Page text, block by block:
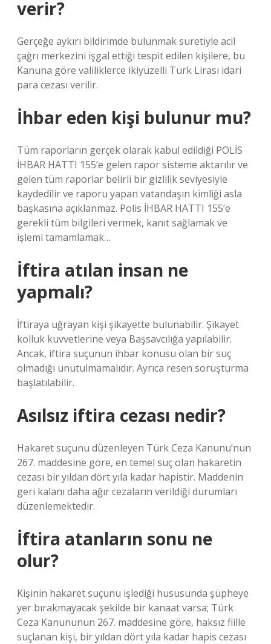
verir?
Gerçeğe aykırı bildirimde bulunmak suretiyle acil
çağrı merkezini işgal ettiği tespit edilen kişilere, bu
Kanuna göre valiliklerce ikiyüzelli Türk Lirası idari
para cezası verilir.
İhbar eden kişi bulunur mu?
Tüm raporların gerçek olarak kabul edildiği POLİS
İHBAR HATTI 155’e gelen rapor sisteme aktarılır ve
gelen tüm raporlar belirli bir gizlilik seviyesiyle
kaydedilir ve raporu yapan vatandaşın kimliği asla
başkasına açıklanmaz. Polis İHBAR HATTI 155’e
gerekli tüm bilgileri vermek, kanıt sağlamak ve
işlemi tamamlamak…
İftira atılan insan ne
yapmalı?
İftiraya uğrayan kişi şikayette bulunabilir. Şikayet
kolluk kuvvetlerine veya Başsavcılığa yapılabilir.
Ancak, iftira suçunun ihbar konusu olan bir suç
olmadığı unutulmamalıdır. Ayrıca resen soruşturma
başlatılabilir.
Asılsız iftira cezası nedir?
Hakaret suçunu düzenleyen Türk Ceza Kanunu’nun
267. maddesine göre, en temel suç olan hakaretin
cezası bir yıldan dört yıla kadar hapistir. Maddenin
geri kalanı daha ağır cezaların verildiği durumları
düzenlemektedir.
İftira atanların sonu ne
olur?
Kişinin hakaret suçunu işlediği hususunda şüpheye
yer bırakmayacak şekilde bir kanaat varsa; Türk
Ceza Kanununun 267. maddesine göre, haksız fiille
suçlanan kişi, bir yıldan dört yıla kadar hapis cezası